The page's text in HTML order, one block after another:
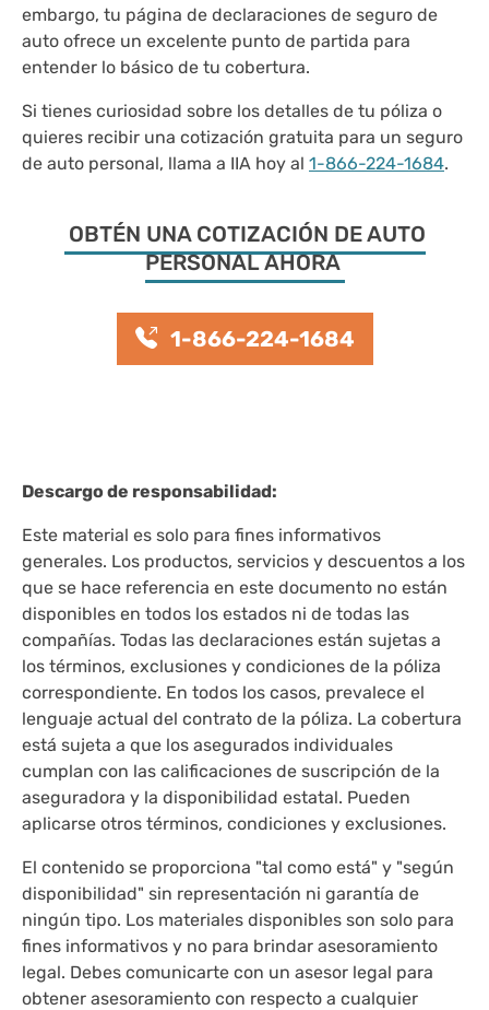
embargo, tu página de declaraciones de seguro de
auto ofrece un excelente punto de partida para
entender lo básico de tu cobertura.
Si tienes curiosidad sobre los detalles de tu póliza o
quieres recibir una cotización gratuita para un seguro
de auto personal, llama a IIA hoy al 1-866-224-1684.
OBTÉN UNA COTIZACIÓN DE AUTO
PERSONAL AHORA
1-866-224-1684
Descargo de responsabilidad:
Este material es solo para fines informativos
generales. Los productos, servicios y descuentos a los
que se hace referencia en este documento no están
disponibles en todos los estados ni de todas las
compañías. Todas las declaraciones están sujetas a
los términos, exclusiones y condiciones de la póliza
correspondiente. En todos los casos, prevalece el
lenguaje actual del contrato de la póliza. La cobertura
está sujeta a que los asegurados individuales
cumplan con las calificaciones de suscripción de la
aseguradora y la disponibilidad estatal. Pueden
aplicarse otros términos, condiciones y exclusiones.
El contenido se proporciona "tal como está" y "según
disponibilidad" sin representación ni garantía de
ningún tipo. Los materiales disponibles son solo para
fines informativos y no para brindar asesoramiento
legal. Debes comunicarte con un asesor legal para
obtener asesoramiento con respecto a cualquier